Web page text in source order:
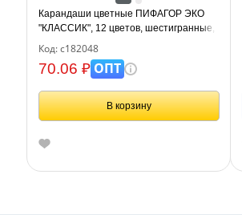
Карандаши цветные ПИФАГОР ЭКО
"КЛАССИК", 12 цветов, шестигранные,
182048
Код: с182048
70.06 ₽ОПТ
В корзину